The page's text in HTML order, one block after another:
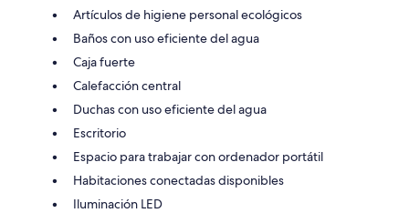
Artículos de higiene personal ecológicos
Baños con uso eficiente del agua
Caja fuerte
Calefacción central
Duchas con uso eficiente del agua
Escritorio
Espacio para trabajar con ordenador portátil
Habitaciones conectadas disponibles
Iluminación LED